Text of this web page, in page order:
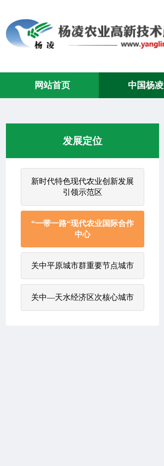
网站首页 中国杨凌
发展定位
新时代特色现代农业创新发展
引领示范区
“一带一路“现代农业国际合作
中心
关中平原城市群重要节点城市
关中—天水经济区次核心城市